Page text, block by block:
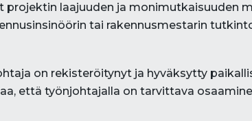
laajuuden ja monimutkaisuuden
tai rakennusmestarin
on rekisteröitynyt ja hyväksytty
että työnjohtajalla on tarvittava